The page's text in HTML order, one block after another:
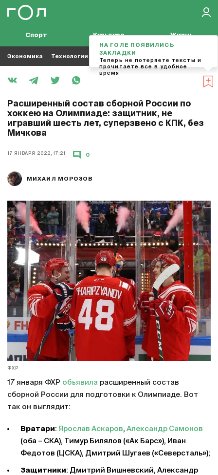
Спорт Культура Жизнь
Экономика Технологии Кино Футбол
Расширенный состав сборной России по
хоккею на Олимпиаде: защитник, не
игравший шесть лет, суперзвено с КПК, без
Мичкова
17 ЯНВАРЯ 2022, 17:21
МИХАИЛ МОРОЗОВ
0
ФХР
17 января ФХР объявила расширенный состав
сборной России для подготовки к Олимпиаде. Вот
так он выглядит:
Вратари: Ярослав Аскаров, Александр Самонов
(оба – СКА), Тимур Билялов («Ак Барс»), Иван
Федотов (ЦСКА), Дмитрий Шугаев («Северсталь»);
Защитники: Дмитрий Вишневский, Александр
НА ГОЛЕ ПОЯВИЛИСЬ
ЗАКЛАДКИ
Теперь не потеряете тексты и
прочитаете все в удобное
время